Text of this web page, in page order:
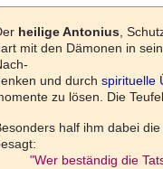
heilige Antonius,
mit den Dämonen in
und durchspirituelle
zu lösen. Die
half ihm dabei
"Wer beständig die